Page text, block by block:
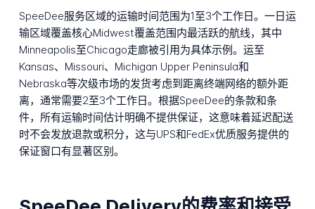
SpeeDee服务区域的运输时间范围为1至3个工作日。一日运
输区域覆盖核心Midwest覆盖范围内最活跃的航线，其中
Minneapolis至Chicago走廊被引用为具体示例。运至
Kansas、Missouri、Michigan Upper Peninsula和
Nebraska等次级市场的发货考虑到距离终端网络的额外距
离，通常需要2至3个工作日。根据SpeeDee的条款和条
件，所有运输时间估计明确不提供保证，这意味着延迟配送
时不会发放退款或积分，这与UPS和FedEx优质服务提供的
保证窗口有显著区别。